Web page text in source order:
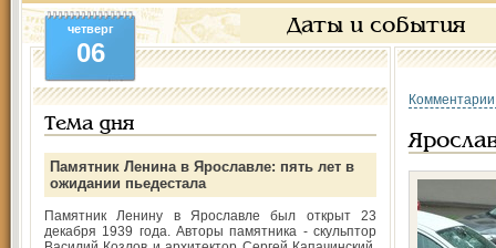
Даты и события
четверг
06
Тема дня
Памятник Ленина в Ярославле: пять лет в
ожидании пьедестала
Памятник Ленину в Ярославле был открыт 23
декабря 1939 года. Авторы памятника - скульптор